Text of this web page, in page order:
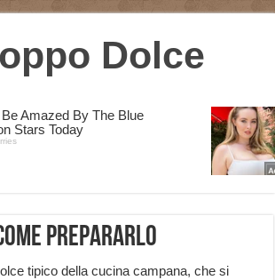
prepararlo
tipico della cucina campana, che si